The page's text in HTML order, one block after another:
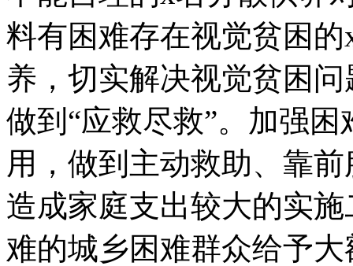
料有困难存在视觉贫困
养，切实解决视觉贫困
做到“应救尽救”。加强
用，做到主动救助、靠
造成家庭支出较大的实
难的城乡困难群众给予